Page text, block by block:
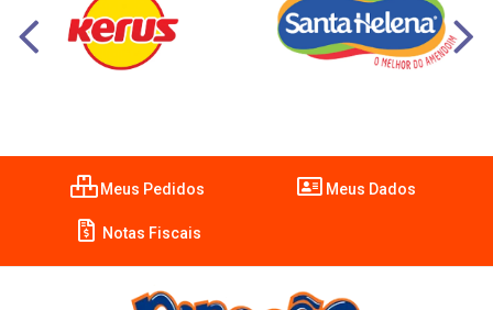
Meus Pedidos Meus Dados
Notas Fiscais